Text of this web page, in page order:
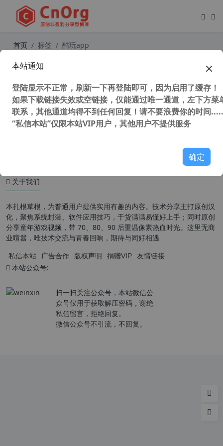
首页 标签 酷玩app
酷玩 app 官方版 v1.4.8.1 安卓手机版
sh游戏 应用商店
关于我们
本扎根草根，为普通用户提供实用有趣的内容。技术分享主打原创汉
化，聚焦系统封装、软件应用技巧，干货满满易懂好上手；同时原创
分享童年游戏视频，带 70、80、90 后重温像素热血时光。这里无商
业喧嚣，唯技术交流与青春回响，期待与同好相遇
私信本站 广告合作 版权声明 捐赠VIP 友情链接
本站公众号:
扫一扫关注公众号，本站微信公
众号仅用于获取解压密码，谢绝
私信留言，拒绝回复。
微信公众号不引流，不回复。
本站通知
登陆显示不正常，刷新一下再登陆即可，因为启用了缓存！
如果下载链接失效或空链接，仅能通过唯一通道，左下方菜
联系，其他通道均得不到任何回复！请不要浪费你的时间
“私信本站”仅限本站VIP用户，其他用户不提供服务
确定